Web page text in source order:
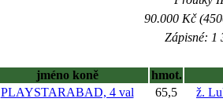
90.000 Kč
Zápisné: 1
jméno koně
hmot.
PLAYSTARABAD, 4 val 65,5
ž.